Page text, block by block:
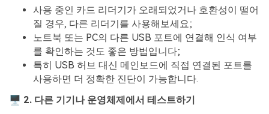
사용 중인 카드 리더기가 오래되었거나 호환성이 떨어
질 경우, 다른 리더기를 사용해보세요;
노트북 또는 PC의 다른 USB 포트에 연결해 인식 여부
를 확인하는 것도 좋은 방법입니다;
특히 USB 허브 대신 메인보드에 직접 연결된 포트를
사용하면 더 정확한 진단이 가능합니다.
🖥️ 2. 다른 기기나 운영체제에서 테스트하기